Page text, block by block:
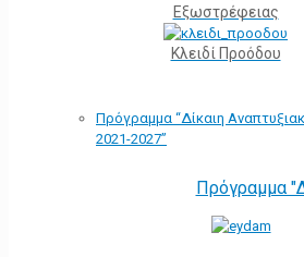
Εξωστρέφειας
Κλειδί Προόδου
Πρόγραμμα “Δίκαιη
2021-2027”
Πρόγραμμα